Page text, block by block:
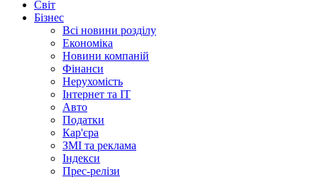
Світ
Бізнес
Всі новини розділу
Економіка
Новини компаній
Фінанси
Нерухомість
Інтернет та IT
Авто
Податки
Кар'єра
ЗМІ та реклама
Індекси
Прес-релізи